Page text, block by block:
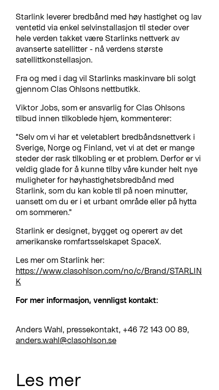
Starlink leverer bredbånd med høy hastighet og lav
ventetid via enkel selvinstallasjon til steder over
hele verden takket være Starlinks nettverk av
avanserte satellitter - nå verdens største
satellittkonstellasjon.
Fra og med i dag vil Starlinks maskinvare bli solgt
gjennom Clas Ohlsons nettbutikk.
Viktor Jobs, som er ansvarlig for Clas Ohlsons
tilbud innen tilkoblede hjem, kommenterer:
"Selv om vi har et veletablert bredbåndsnettverk i
Sverige, Norge og Finland, vet vi at det er mange
steder der rask tilkobling er et problem. Derfor er vi
veldig glade for å kunne tilby våre kunder helt nye
muligheter for høyhastighetsbredbånd med
Starlink, som du kan koble til på noen minutter,
uansett om du er i et urbant område eller på hytta
om sommeren."
Starlink er designet, bygget og operert av det
amerikanske romfartsselskapet SpaceX.
Les mer om Starlink her:
https://www.clasohlson.com/no/c/Brand/STARLIN
K
For mer informasjon, vennligst kontakt:
Anders Wahl, pressekontakt, +46 72 143 00 89,
anders.wahl@clasohlson.se
Les mer